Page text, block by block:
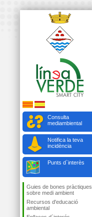
Consulta
mediambiental
Notifica la teva
incidència
Punts d`interès
Guies de bones pràctiques
sobre medi ambient
Recursos d'educació
ambiental